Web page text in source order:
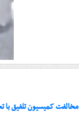
مخالفت کمیسیون تلفیق با